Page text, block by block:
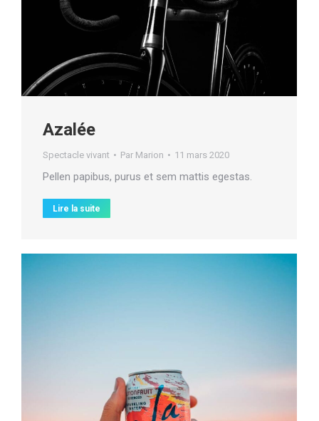
Azalée
Spectacle vivant Par Marion 11 mars 2020
Pellen papibus, purus et sem mattis egestas.
Lire la suite